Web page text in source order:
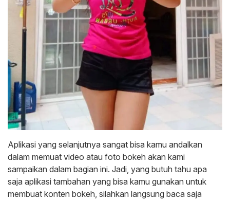
Aplikasi yang selanjutnya sangat bisa kamu andalkan
dalam memuat video atau foto bokeh akan kami
sampaikan dalam bagian ini. Jadi, yang butuh tahu apa
saja aplikasi tambahan yang bisa kamu gunakan untuk
membuat konten bokeh, silahkan langsung baca saja